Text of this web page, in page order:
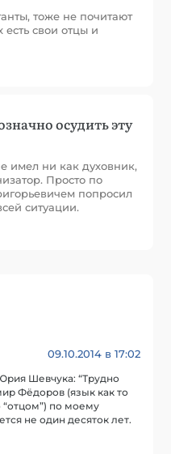
тоже не почитают
свои отцы и
осудить эту
имел ни как духовник,
Просто по
попросил
ситуации.
09.10.2014 в 17:02
Шевчука: “Трудно
Фёдоров (язык как то
“отцом”) по моему
не один десяток лет.